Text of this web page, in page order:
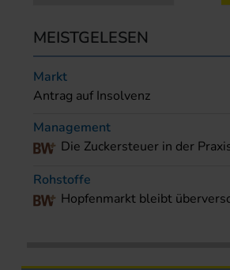
MEISTGELESEN
Markt
Antrag auf Insolvenz
Management
Die Zuckersteuer in der
Rohstoffe
Hopfenmarkt bleibt